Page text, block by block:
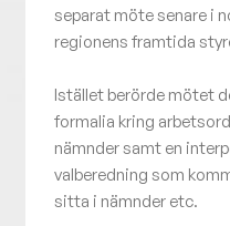
separat möte senare i
regionens framtida
Istället berörde mötet
formalia kring
nämnder samt en
valberedning som
sitta i nämnder etc.